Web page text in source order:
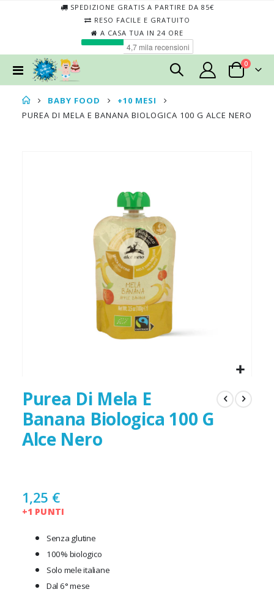
SPEDIZIONE GRATIS A PARTIRE DA 85€
RESO FACILE E GRATUITO
A CASA TUA IN 24 ORE
Toggle
Nav
Cart
0elementi
BABY FOOD
+10 MESI
PUREA DI MELA E BANANA BIOLOGICA 100 G ALCE NERO
Purea Di Mela E
Banana Biologica 100 G
Alce Nero
1,25 €
+1 PUNTI
Senza glutine
100% biologico
Solo mele italiane
Dal 6° mese